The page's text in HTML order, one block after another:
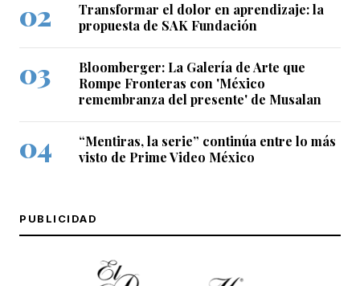
Transformar el dolor en aprendizaje: la
propuesta de SAK Fundación
Bloomberger: La Galería de Arte que
Rompe Fronteras con 'México
remembranza del presente' de Musalan
“Mentiras, la serie” continúa entre lo más
visto de Prime Video México
PUBLICIDAD